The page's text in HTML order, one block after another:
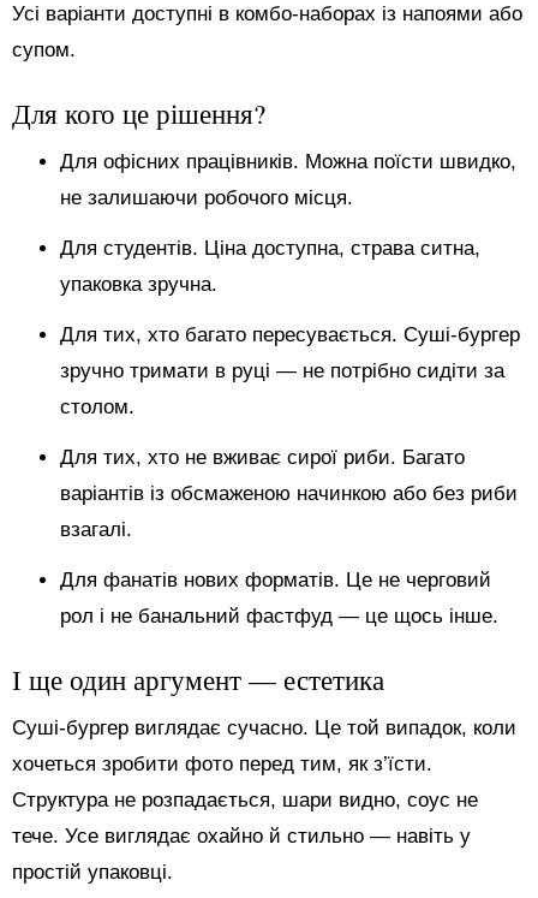
Усі варіанти доступні в комбо-наборах із напоями або
супом.
Для кого це рішення?
Для офісних працівників. Можна поїсти швидко,
не залишаючи робочого місця.
Для студентів. Ціна доступна, страва ситна,
упаковка зручна.
Для тих, хто багато пересувається. Суші-бургер
зручно тримати в руці — не потрібно сидіти за
столом.
Для тих, хто не вживає сирої риби. Багато
варіантів із обсмаженою начинкою або без риби
взагалі.
Для фанатів нових форматів. Це не черговий
рол і не банальний фастфуд — це щось інше.
І ще один аргумент — естетика
Суші-бургер виглядає сучасно. Це той випадок, коли
хочеться зробити фото перед тим, як з’їсти.
Структура не розпадається, шари видно, соус не
тече. Усе виглядає охайно й стильно — навіть у
простій упаковці.